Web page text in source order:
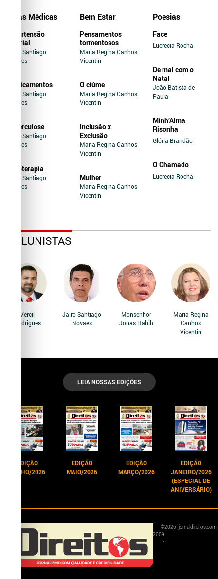
Dicas Médicas
Hipertensão
Arterial
Jairo Santiago
Novaes
Medicamentos
Jairo Santiago
Novaes
Tuberculose
Jairo Santiago
Novaes
Soroterapia
Jairo Santiago
Novaes
Bem Estar
Pensamentos
tormentosos
Maria Regina Canhos
Vicentin
O ciúme
Maria Regina Canhos
Vicentin
Inclusão x
Exclusão
Maria Regina Canhos
Vicentin
Mulher
Maria Regina Canhos
Vicentin
Poesias
Face
Lucrecia Rocha
De mal com o
Natal
João Batista de
Paula
Minh’Alma
Risonha
Glória Brandão
O Chamado
Lucrecia Rocha
COLUNISTAS
Vercil
Rodrigues
Jairo Santiago
Novaes
Monsenhor
Jonas Habib
Maria Regina
Canhos
Vicentin
LEIA NOSSAS EDIÇÕES
EDIÇÃO
JUNHO/2026
EDIÇÃO
MAIO/2026
EDIÇÃO
MARÇO/2026
EDIÇÃO
JANEIRO/2026
(ESPECIAL DE
ANIVERSÁRIO)
©
2009
-
2026 jornaldireitos.com